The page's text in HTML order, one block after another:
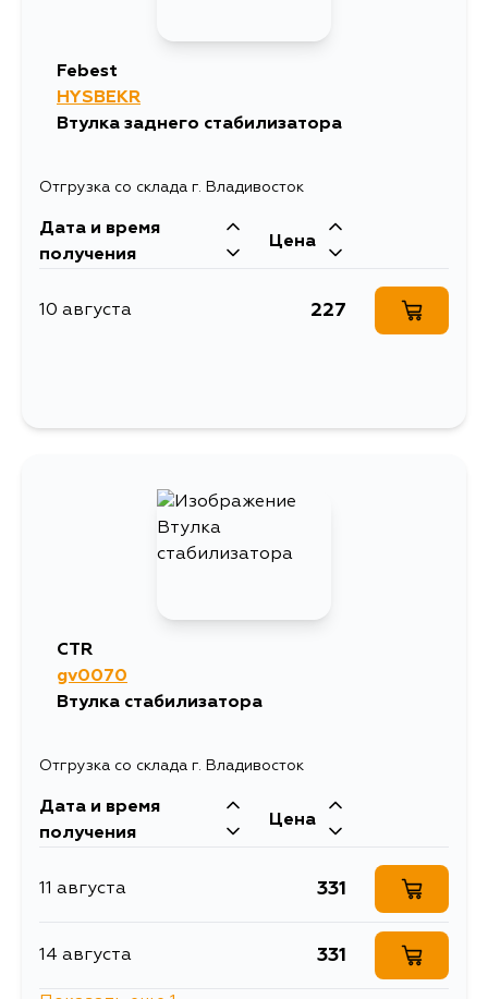
Febest
HYSBEKR
Втулка заднего стабилизатора
Отгрузка со склада г. Владивосток
Дата и время
получения
Цена
10 августа 227
CTR
gv0070
Втулка стабилизатора
Отгрузка со склада г. Владивосток
Дата и время
получения
Цена
11 августа 331
14 августа 331